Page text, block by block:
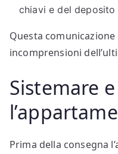
chiavi e del deposito
Questa
incomprensioni
Sistemare
Prima della consegna